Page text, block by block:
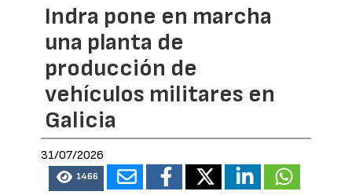
Indra pone en marcha
una planta de
producción de
vehículos militares en
Galicia
31/07/2026
1466